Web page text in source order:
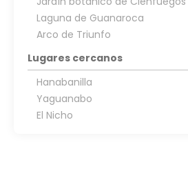
Laguna de Guanaroca
Arco de Triunfo
Lugares cercanos
Hanabanilla
Yaguanabo
El Nicho